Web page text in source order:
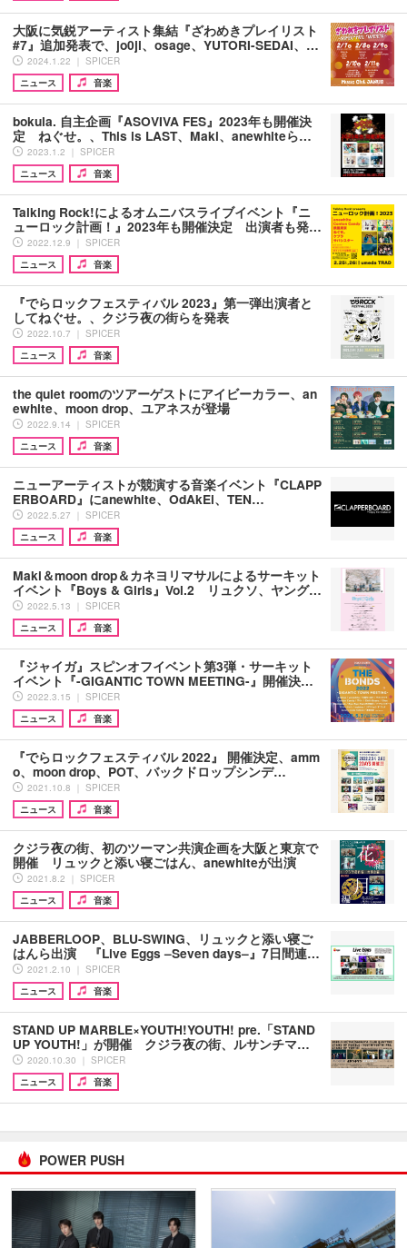
大阪に気鋭アーティスト集結『ざわめきプレイリスト
#7』追加発表で、jo0ji、osage、YUTORI-SEDAI、…
2024.1.22 ｜ SPICER
ニュース
音楽
bokula. 自主企画『ASOVIVA FES』2023年も開催決
定 ねぐせ。、This is LAST、Maki、anewhiteら…
2023.1.2 ｜ SPICER
ニュース
音楽
Talking Rock!によるオムニバスライブイベント『ニ
ューロック計画！』2023年も開催決定 出演者も発…
2022.12.9 ｜ SPICER
ニュース
音楽
『でらロックフェスティバル 2023』第一弾出演者と
してねぐせ。、クジラ夜の街らを発表
2022.10.7 ｜ SPICER
ニュース
音楽
the quiet roomのツアーゲストにアイビーカラー、an
ewhite、moon drop、ユアネスが登場
2022.9.14 ｜ SPICER
ニュース
音楽
ニューアーティストが競演する音楽イベント『CLAPP
ERBOARD』にanewhite、OdAkEi、TEN…
2022.5.27 ｜ SPICER
ニュース
音楽
Maki＆moon drop＆カネヨリマサルによるサーキット
イベント『Boys & Girls』Vol.2 リュクソ、ヤング…
2022.5.13 ｜ SPICER
ニュース
音楽
『ジャイガ』スピンオフイベント第3弾・サーキット
イベント『-GIGANTIC TOWN MEETING-』開催決…
2022.3.15 ｜ SPICER
ニュース
音楽
『でらロックフェスティバル 2022』 開催決定、amm
o、moon drop、POT、バックドロップシンデ…
2021.10.8 ｜ SPICER
ニュース
音楽
クジラ夜の街、初のツーマン共演企画を大阪と東京で
開催 リュックと添い寝ごはん、anewhiteが出演
2021.8.2 ｜ SPICER
ニュース
音楽
JABBERLOOP、BLU-SWING、リュックと添い寝ご
はんら出演 『Live Eggs –Seven days–』7日間連…
2021.2.10 ｜ SPICER
ニュース
音楽
STAND UP MARBLE×YOUTH!YOUTH! pre.「STAND
UP YOUTH!」が開催 クジラ夜の街、ルサンチマ…
2020.10.30 ｜ SPICER
ニュース
音楽
POWER PUSH